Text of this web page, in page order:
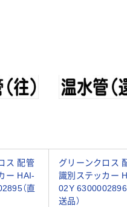
ス 配管
ー HAI-
（直
グリーンクロス
識別ステッカー
02Y 6300002896
送品）